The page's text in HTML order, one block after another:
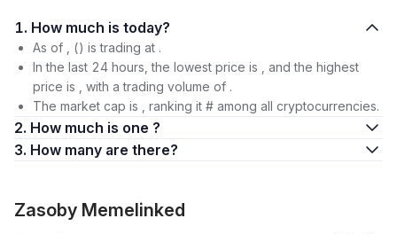
1. How much is today?
As of , () is trading at .
In the last 24 hours, the lowest price is , and the highest
price is , with a trading volume of .
The market cap is , ranking it # among all cryptocurrencies.
2. How much is one ?
3. How many are there?
Zasoby Memelinked